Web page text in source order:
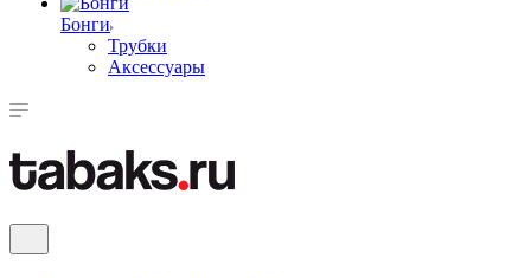
Бонги
Трубки
Аксессуары